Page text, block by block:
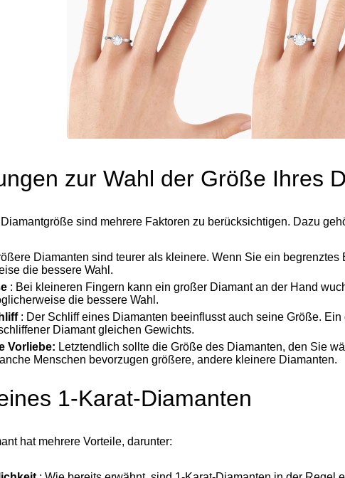
zur Wahl der Größe Ihres
sind mehrere Faktoren zu berücksichtigen. Dazu
Diamanten sind teurer als kleinere. Wenn Sie ein
die bessere Wahl.
: Bei kleineren Fingern kann ein großer Diamant an der Hand
die bessere Wahl.
: Der Schliff eines Diamanten beeinflusst auch seine Größe.
Diamant gleichen Gewichts.
Vorliebe: Letztendlich sollte die Größe des Diamanten, den Sie
Menschen bevorzugen größere, andere kleinere Diamanten.
1-Karat-Diamanten
hat mehrere Vorteile, darunter: